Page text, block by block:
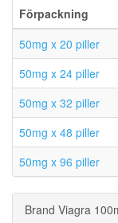
Förpackning
50mg x 20 piller
50mg x 24 piller
50mg x 32 piller
50mg x 48 piller
50mg x 96 piller
Brand Viagra